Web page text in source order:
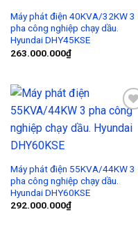
Máy phát điện 40KVA/32KW 3
pha công nghiệp chạy dầu.
Hyundai DHY45KSE
263.000.000₫
Add to
Wishlist
Máy phát điện 55KVA/44KW 3
pha công nghiệp chạy dầu.
Hyundai DHY60KSE
292.000.000₫